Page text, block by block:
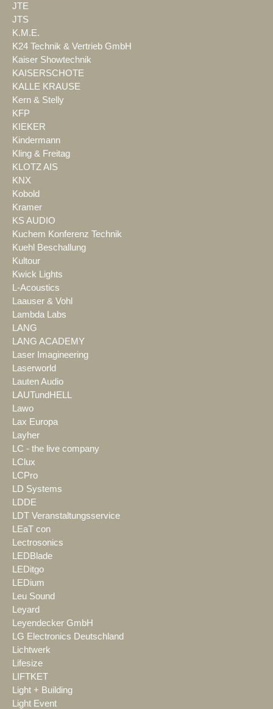
JTE
JTS
K.M.E.
K24 Technik & Vertrieb GmbH
Kaiser Showtechnik
KAISERSCHOTE
KALLE KRAUSE
Kern & Stelly
KFP
KIEKER
Kindermann
Kling & Freitag
KLOTZ AIS
KNX
Kobold
Kramer
KS AUDIO
Kuchem Konferenz Technik
Kuehl Beschallung
Kultour
Kwick Lights
L-Acoustics
Laauser & Vohl
Lambda Labs
LANG
LANG ACADEMY
Laser Imagineering
Laserworld
Lauten Audio
LAUTundHELL
Lawo
Lax Europa
Layher
LC - the live company
LClux
LCPro
LD Systems
LDDE
LDT Veranstaltungsservice
LEaT con
Lectrosonics
LEDBlade
LEDitgo
LEDium
Leu Sound
Leyard
Leyendecker GmbH
LG Electronics Deutschland
Lichtwerk
Lifesize
LIFTKET
Light + Building
Light Event